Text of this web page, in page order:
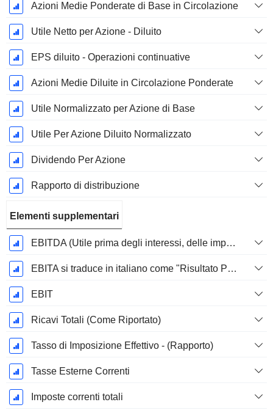
Azioni Medie Ponderate di Base in Circolazione
Utile Netto per Azione - Diluito
EPS diluito - Operazioni continuative
Azioni Medie Diluite in Circolazione Ponderate
Utile Normalizzato per Azione di Base
Utile Per Azione Diluito Normalizzato
Dividendo Per Azione
Rapporto di distribuzione
Elementi supplementari
EBITDA (Utile prima degli interessi, delle imposte, del deprezzamento e dell'ammortamento)
EBITA si traduce in italiano come "Risultato Prima di Interessi, Tasse e Ammortamenti".
EBIT
Ricavi Totali (Come Riportato)
Tasso di Imposizione Effettivo - (Rapporto)
Tasse Esterne Correnti
Imposte correnti totali